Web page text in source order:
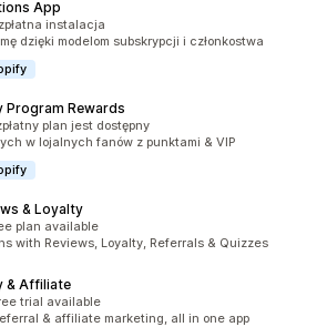
App
894
instalacja
dzięki modelom subskrypcji i członkostwa
Program Rewards
780
plan jest dostępny
w lojalnych fanów z punktami & VIP
& Loyalty
1314
plan available
with Reviews, Loyalty, Referrals & Quizzes
& Affiliate
1409
trial available
& affiliate marketing, all in one app